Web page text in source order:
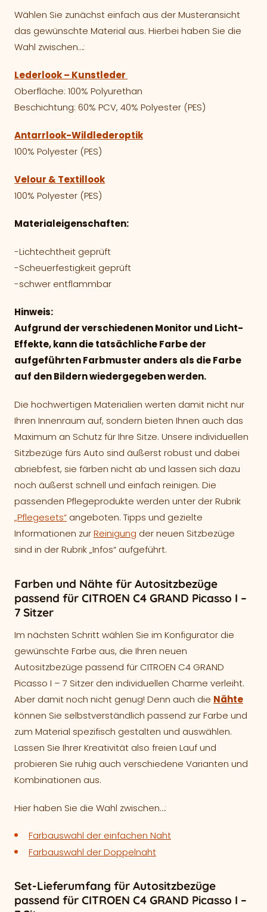
Wählen Sie zunächst einfach aus der Musteransicht
das gewünschte Material aus. Hierbei haben Sie die
Wahl zwischen…:
Lederlook – Kunstleder
Oberfläche: 100% Polyurethan
Beschichtung: 60% PCV, 40% Polyester (PES)
Antarrlook-Wildlederoptik
100% Polyester (PES)
Velour & Textillook
100% Polyester (PES)
Materialeigenschaften:
-Lichtechtheit geprüft
-Scheuerfestigkeit geprüft
-schwer entflammbar
Hinweis:
Aufgrund der verschiedenen Monitor und Licht-
Effekte, kann die tatsächliche Farbe der
aufgeführten Farbmuster anders als die Farbe
auf den Bildern wiedergegeben werden.
Die hochwertigen Materialien werten damit nicht nur
Ihren Innenraum auf, sondern bieten Ihnen auch das
Maximum an Schutz für Ihre Sitze. Unsere individuellen
Sitzbezüge fürs Auto sind äußerst robust und dabei
abriebfest, sie färben nicht ab und lassen sich dazu
noch äußerst schnell und einfach reinigen. Die
passenden Pflegeprodukte werden unter der Rubrik
„Pflegesets“ angeboten. Tipps und gezielte
Informationen zurReinigung der neuen Sitzbezüge
sind in der Rubrik „Infos“ aufgeführt.
Farben und Nähte für Autositzbezüge
passend für CITROEN C4 GRAND Picasso I –
7 Sitzer
Im nächsten Schritt wählen Sie im Konfigurator die
gewünschte Farbe aus, die Ihren neuen
Autositzbezüge passend für CITROEN C4 GRAND
Picasso I – 7 Sitzer den individuellen Charme verleiht.
Aber damit noch nicht genug! Denn auch die Nähte
können Sie selbstverständlich passend zur Farbe und
zum Material spezifisch gestalten und auswählen.
Lassen Sie Ihrer Kreativität also freien Lauf und
probieren Sie ruhig auch verschiedene Varianten und
Kombinationen aus.
Hier haben Sie die Wahl zwischen…:
Farbauswahl der einfachen Naht
Farbauswahl der Doppelnaht
Set-Lieferumfang für Autositzbezüge
passend für CITROEN C4 GRAND Picasso I –